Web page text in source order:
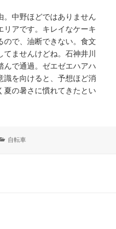
。中野ほどではありません
リアです。キレイなケーキ
ので、油断できない。食文
ませんけどね。石神井川
んで通過。ゼエゼエハアハ
識を向けると、予想ほど消
夏の暑さに慣れてきたとい
カ
自転車